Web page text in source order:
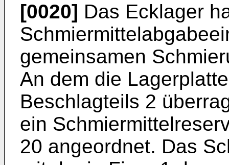
[0020] Das Ecklager
gemeinsamen
An dem die
Beschlagteils 2
ein
20 angeordnet. Das